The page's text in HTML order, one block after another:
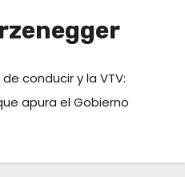
conducir y la VTV:
apura el Gobierno